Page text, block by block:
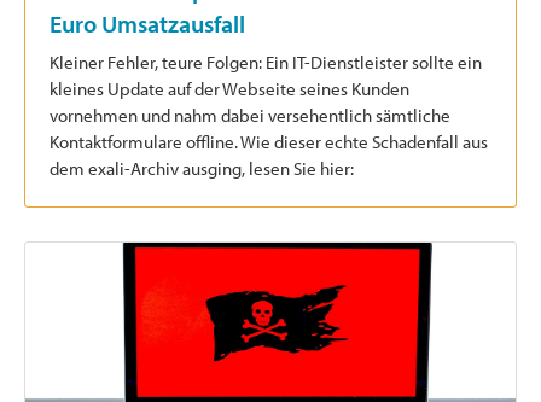
Euro Umsatzausfall
Kleiner Fehler, teure Folgen: Ein IT-Dienstleister sollte ein
kleines Update auf der Webseite seines Kunden
vornehmen und nahm dabei versehentlich sämtliche
Kontaktformulare offline. Wie dieser echte Schadenfall aus
dem exali-Archiv ausging, lesen Sie hier: